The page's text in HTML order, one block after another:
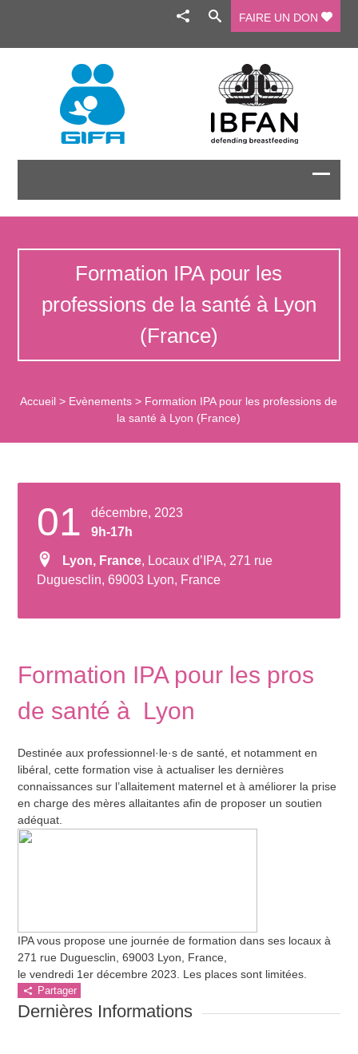
FAIRE UN DON
Formation IPA pour les
professions de la santé à Lyon
(France)
Accueil > Evènements > Formation IPA pour les professions de
la santé à Lyon (France)
01
décembre, 2023
9h-17h
Lyon, France, Locaux d’IPA, 271 rue
Duguesclin, 69003 Lyon, France
Formation IPA pour les pros
de santé à Lyon
Destinée aux professionnel·le·s de santé, et notamment en
libéral, cette formation vise à actualiser les dernières
connaissances sur l’allaitement maternel et à améliorer la prise
en charge des mères allaitantes afin de proposer un soutien
adéquat.
IPA vous propose une journée de formation dans ses locaux à
271 rue Duguesclin, 69003 Lyon, France,
le vendredi 1er décembre 2023. Les places sont limitées.
Partager
Dernières Informations